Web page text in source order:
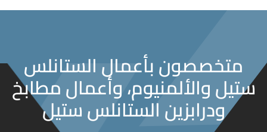
متخصصون بأعمال الستانلس
ستيل والألمنيوم، وأعمال مطابخ
ودرابزين الستانلس ستيل